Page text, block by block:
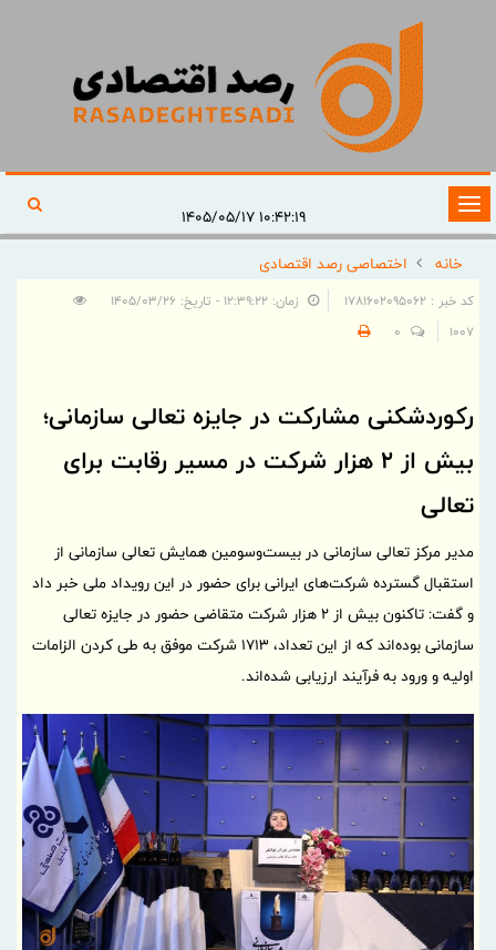
تغییر
وضعیت
ناوبری
۱۰:۴۲:۱۹ ۱۴۰۵/۰۵/۱۷
خانه
اختصاصی رصد اقتصادی
کد خبر : 1781602095062
زمان: ۱۲:۳۹:۲۲ - تاریخ: ۱۴۰۵/۰۳/۲۶
1007
0
رکوردشکنی مشارکت در جایزه تعالی سازمانی؛
بیش از ۲ هزار شرکت در مسیر رقابت برای
تعالی
مدیر مرکز تعالی سازمانی در بیست‌وسومین همایش تعالی سازمانی از
استقبال گسترده شرکت‌های ایرانی برای حضور در این رویداد ملی خبر داد
و گفت: تاکنون بیش از ۲ هزار شرکت متقاضی حضور در جایزه تعالی
سازمانی بوده‌اند که از این تعداد، ۱۷۱۳ شرکت موفق به طی کردن الزامات
اولیه و ورود به فرآیند ارزیابی شده‌اند.